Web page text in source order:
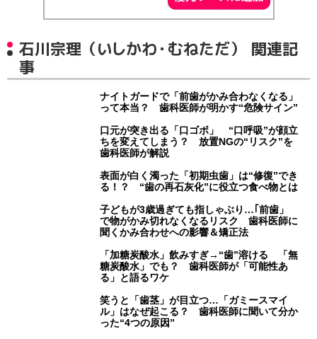
石川宗理（いしかわ・むねただ） 関連記
事
ナイトガードで「前歯がかみ合わなくなる」
って本当？ 歯科医師が明かす“危険サイン”
口元が突き出る「口ゴボ」 “口呼吸”が顔立
ちを変えてしまう？ 放置NGの“リスク”を
歯科医師が解説
表面が白く濁った「初期虫歯」は“修復”でき
る！？ “歯の再石灰化”に役立つ食べ物とは
子どもが3歳過ぎても指しゃぶり…｢前歯」
で物がかみ切れなくなるリスク 歯科医師に
聞くかみ合わせへの影響＆矯正法
「加糖炭酸水」飲みすぎ→“歯”溶ける 「無
糖炭酸水」でも？ 歯科医師が「可能性あ
る」と語るワケ
笑うと「歯茎」が目立つ…「ガミースマイ
ル」はなぜ起こる？ 歯科医師に聞いて分か
った“4つの原因”